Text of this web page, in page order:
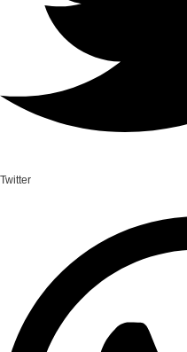
Twitter